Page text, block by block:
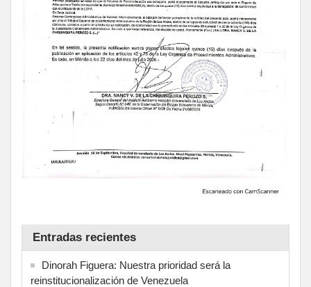
Entradas recientes
Dinorah Figuera: Nuestra prioridad será la
reinstitucionalización de Venezuela